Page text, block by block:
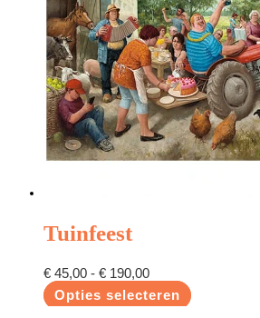
Tuinfeest
€ 45,00 - € 190,00
Opties selecteren